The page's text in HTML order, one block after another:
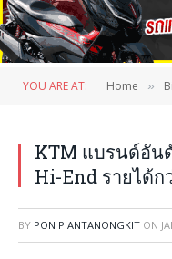
YOU ARE AT: Home »
KTM แบรนด์อัน
Hi-End รายได้ก
BY PON PIANTANONGKIT ON